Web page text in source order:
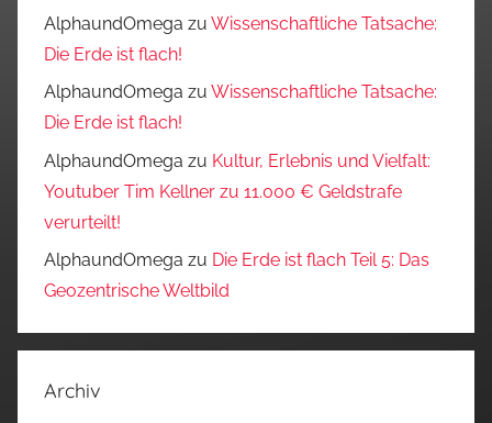
AlphaundOmega zu Wissenschaftliche Tatsache:
Die Erde ist flach!
AlphaundOmega zu Wissenschaftliche Tatsache:
Die Erde ist flach!
AlphaundOmega zu Kultur, Erlebnis und Vielfalt:
Youtuber Tim Kellner zu 11.000 € Geldstrafe
verurteilt!
AlphaundOmega zu Die Erde ist flach Teil 5: Das
Geozentrische Weltbild
Archiv